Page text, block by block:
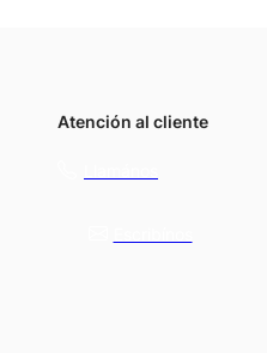
Atención al cliente